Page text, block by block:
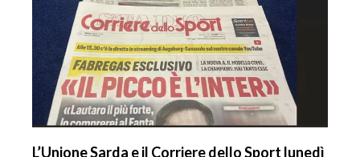
L’Unione Sarda e il Corriere dello Sport lunedì